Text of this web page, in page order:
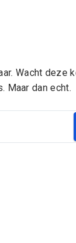
Wacht deze
Maar dan echt.